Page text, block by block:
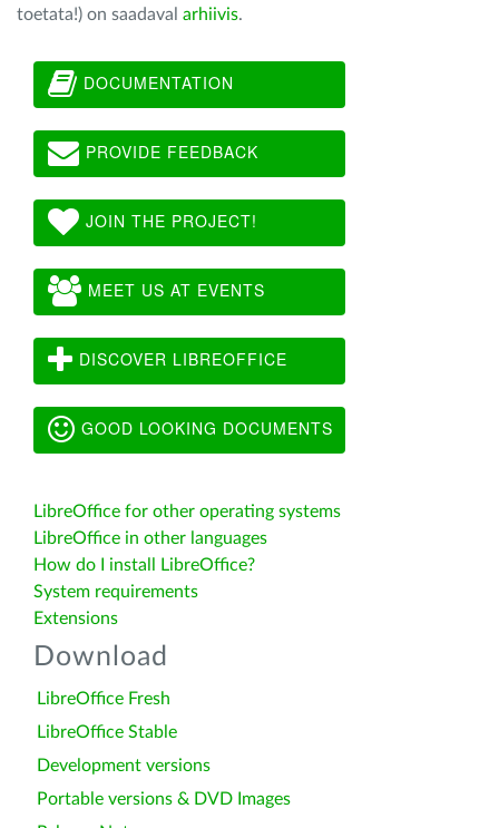
toetata!) on saadaval arhiivis.
DOCUMENTATION
PROVIDE FEEDBACK
JOIN THE PROJECT!
MEET US AT EVENTS
DISCOVER LIBREOFFICE
GOOD LOOKING DOCUMENTS
LibreOffice for other operating systems
LibreOffice in other languages
How do I install LibreOffice?
System requirements
Extensions
Download
LibreOffice Fresh
LibreOffice Stable
Development versions
Portable versions & DVD Images